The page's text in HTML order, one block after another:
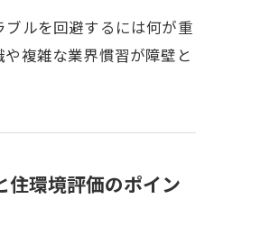
ルを回避するには何が重
複雑な業界慣習が障壁と
住環境評価のポイン